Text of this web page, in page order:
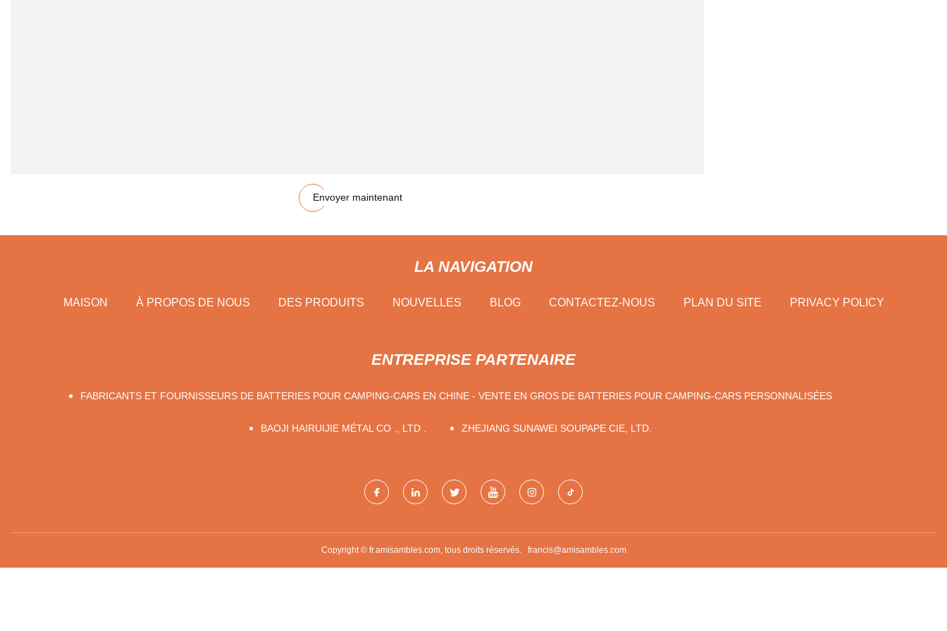
Envoyer maintenant
LA NAVIGATION
MAISON À PROPOS DE NOUS DES PRODUITS NOUVELLES BLOG CONTACTEZ-NOUS PLAN DU SITE PRIVACY POLICY
ENTREPRISE PARTENAIRE
FABRICANTS ET FOURNISSEURS DE BATTERIES POUR CAMPING-CARS EN CHINE - VENTE EN GROS DE BATTERIES POUR CAMPING-CARS PERSONNALISÉES
BAOJI HAIRUIJIE MÉTAL CO ., LTD . ZHEJIANG SUNAWEI SOUPAPE CIE, LTD.
Copyright © fr.amisambles.com, tous droits réservés. francis@amisambles.com